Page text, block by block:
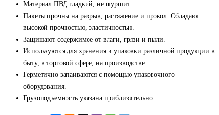
Материал ПВД гладкий, не шуршит.
Пакеты прочны на разрыв, растяжение и прокол. Обладают
высокой прочностью, эластичностью.
Защищают содержимое от влаги, грязи и пыли.
Используются для хранения и упаковки различной продукции в
быту, в торговой сфере, на производстве.
Герметично запаиваются с помощью упаковочного
оборудования.
Грузоподъемность указана приблизительно.